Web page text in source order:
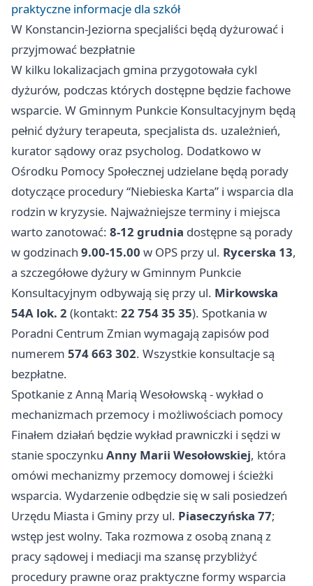
praktyczne informacje dla szkół
W Konstancin-Jeziorna specjaliści będą dyżurować i
przyjmować bezpłatnie
W kilku lokalizacjach gmina przygotowała cykl
dyżurów, podczas których dostępne będzie fachowe
wsparcie. W Gminnym Punkcie Konsultacyjnym będą
pełnić dyżury terapeuta, specjalista ds. uzależnień,
kurator sądowy oraz psycholog. Dodatkowo w
Ośrodku Pomocy Społecznej udzielane będą porady
dotyczące procedury “Niebieska Karta” i wsparcia dla
rodzin w kryzysie. Najważniejsze terminy i miejsca
warto zanotować: 8-12 grudnia dostępne są porady
w godzinach 9.00-15.00 w OPS przy ul. Rycerska 13,
a szczegółowe dyżury w Gminnym Punkcie
Konsultacyjnym odbywają się przy ul. Mirkowska
54A lok. 2 (kontakt: 22 754 35 35). Spotkania w
Poradni Centrum Zmian wymagają zapisów pod
numerem 574 663 302. Wszystkie konsultacje są
bezpłatne.
Spotkanie z Anną Marią Wesołowską - wykład o
mechanizmach przemocy i możliwościach pomocy
Finałem działań będzie wykład prawniczki i sędzi w
stanie spoczynku Anny Marii Wesołowskiej, która
omówi mechanizmy przemocy domowej i ścieżki
wsparcia. Wydarzenie odbędzie się w sali posiedzeń
Urzędu Miasta i Gminy przy ul. Piaseczyńska 77;
wstęp jest wolny. Taka rozmowa z osobą znaną z
pracy sądowej i mediacji ma szansę przybliżyć
procedury prawne oraz praktyczne formy wsparcia